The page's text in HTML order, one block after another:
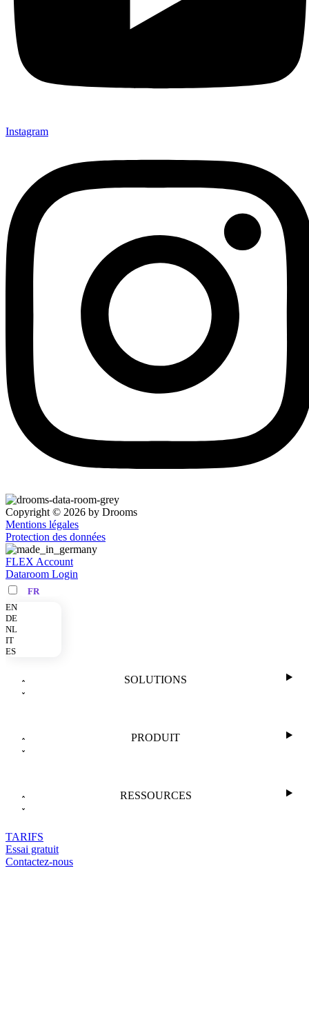
Instagram
Copyright © 2026 by Drooms
Mentions légales
Protection des données
FLEX Account
Dataroom Login
FR
EN
DE
NL
IT
ES
SOLUTIONS
PRODUIT
RESSOURCES
TARIFS
Essai gratuit
Contactez-nous